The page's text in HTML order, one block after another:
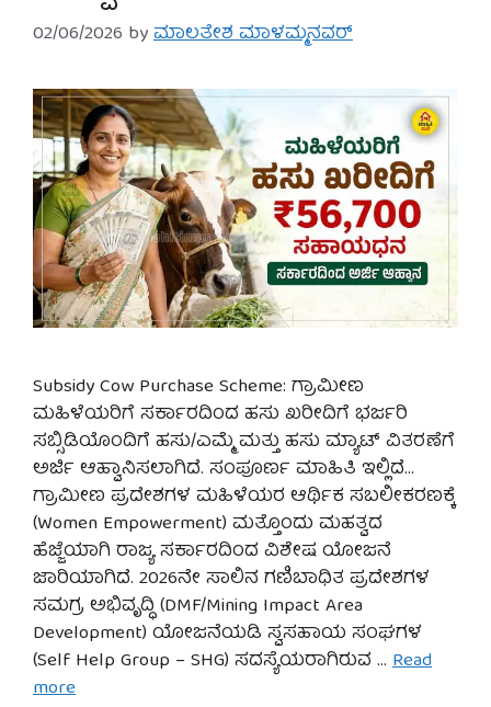
02/06/2026 byಮಾಲತೇಶ ಮಾಳಮ್ಮನವರ್
Subsidy Cow Purchase Scheme: ಗ್ರಾಮೀಣ
ಮಹಿಳೆಯರಿಗೆ ಸರ್ಕಾರದಿಂದ ಹಸು ಖರೀದಿಗೆ ಭರ್ಜರಿ
ಸಬ್ಸಿಡಿಯೊಂದಿಗೆ ಹಸು/ಎಮ್ಮೆ ಮತ್ತು ಹಸು ಮ್ಯಾಟ್ ವಿತರಣೆಗೆ
ಅರ್ಜಿ ಆಹ್ವಾನಿಸಲಾಗಿದೆ. ಸಂಪೂರ್ಣ ಮಾಹಿತಿ ಇಲ್ಲಿದೆ…
ಗ್ರಾಮೀಣ ಪ್ರದೇಶಗಳ ಮಹಿಳೆಯರ ಆರ್ಥಿಕ ಸಬಲೀಕರಣಕ್ಕೆ
(Women Empowerment) ಮತ್ತೊಂದು ಮಹತ್ವದ
ಹೆಜ್ಜೆಯಾಗಿ ರಾಜ್ಯ ಸರ್ಕಾರದಿಂದ ವಿಶೇಷ ಯೋಜನೆ
ಜಾರಿಯಾಗಿದೆ. 2026ನೇ ಸಾಲಿನ ಗಣಿಬಾಧಿತ ಪ್ರದೇಶಗಳ
ಸಮಗ್ರ ಅಭಿವೃದ್ಧಿ (DMF/Mining Impact Area
Development) ಯೋಜನೆಯಡಿ ಸ್ವಸಹಾಯ ಸಂಘಗಳ
(Self Help Group – SHG) ಸದಸ್ಯೆಯರಾಗಿರುವ … Read
more